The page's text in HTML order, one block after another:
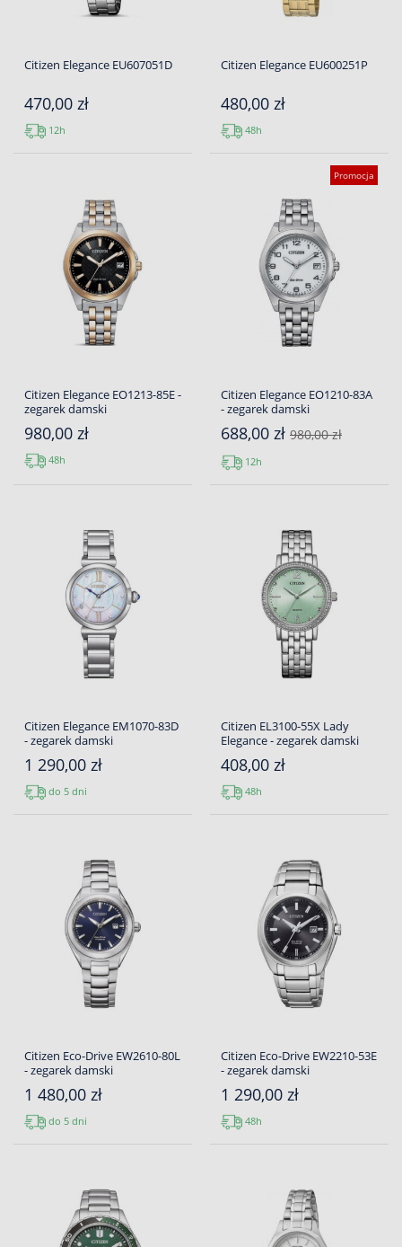
Citizen Elegance EU607051D
470,00 zł
12h
Citizen Elegance EU600251P
480,00 zł
48h
Citizen Elegance EO1213-85E -
zegarek damski
980,00 zł
48h
Promocja
Citizen Elegance EO1210-83A
- zegarek damski
688,00 zł 980,00 zł
12h
Citizen Elegance EM1070-83D
- zegarek damski
1 290,00 zł
do 5 dni
Citizen EL3100-55X Lady
Elegance - zegarek damski
408,00 zł
48h
Citizen Eco-Drive EW2610-80L
- zegarek damski
1 480,00 zł
do 5 dni
Citizen Eco-Drive EW2210-53E
- zegarek damski
1 290,00 zł
48h